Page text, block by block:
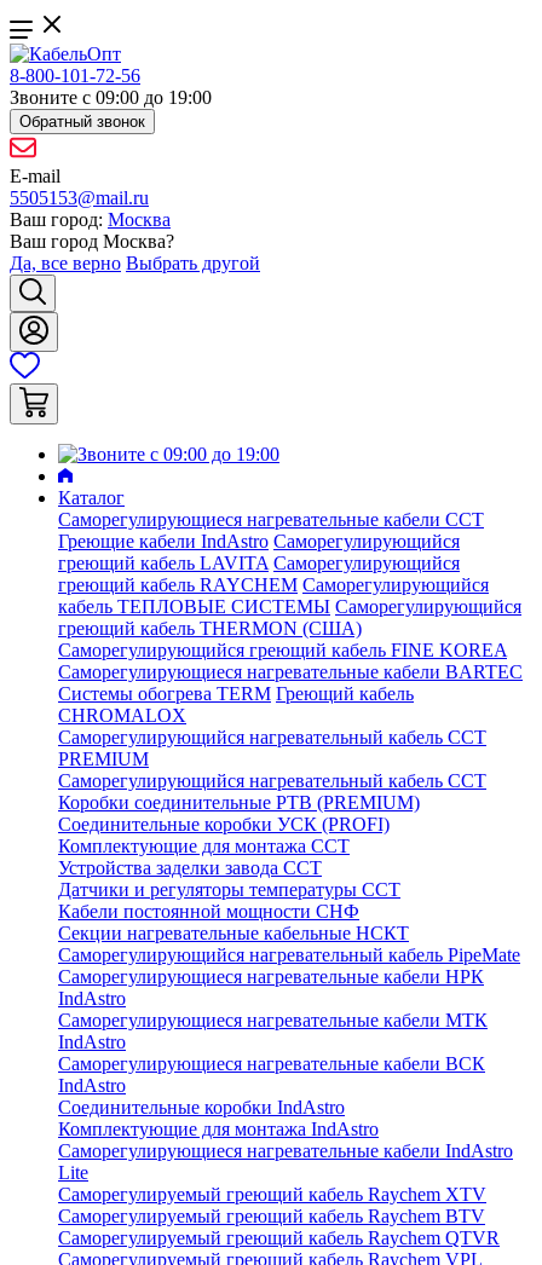
8-800-101-72-56
Звоните с 09:00 до 19:00
Обратный звонок
E-mail
5505153@mail.ru
Ваш город: Москва
Ваш город Москва?
Да, все верно Выбрать другой
Каталог
Саморегулирующиеся нагревательные кабели ССТ
Греющие кабели IndAstro Саморегулирующийся
греющий кабель LAVITA Саморегулирующийся
греющий кабель RAYCHEM Саморегулирующийся
кабель ТЕПЛОВЫЕ СИСТЕМЫ Саморегулирующийся
греющий кабель THERMON (США)
Саморегулирующийся греющий кабель FINE KOREA
Саморегулирующиеся нагревательные кабели BARTEC
Системы обогрева TERM Греющий кабель
CHROMALOX
Саморегулирующийся нагревательный кабель ССТ
PREMIUM
Саморегулирующийся нагревательный кабель ССТ
Коробки соединительные РТВ (PREMIUM)
Соединительные коробки УСК (PROFI)
Комплектующие для монтажа ССТ
Устройства заделки завода ССТ
Датчики и регуляторы температуры ССТ
Кабели постоянной мощности СНФ
Секции нагревательные кабельные НСКТ
Саморегулирующийся нагревательный кабель PipeMate
Саморегулирующиеся нагревательные кабели НРК
IndAstro
Саморегулирующиеся нагревательные кабели МТК
IndAstro
Саморегулирующиеся нагревательные кабели ВСК
IndAstro
Соединительные коробки IndAstro
Комплектующие для монтажа IndAstro
Саморегулирующиеся нагревательные кабели IndAstro
Lite
Саморегулируемый греющий кабель Raychem XTV
Саморегулируемый греющий кабель Raychem BTV
Саморегулируемый греющий кабель Raychem QTVR
Саморегулируемый греющий кабель Raychem VPL